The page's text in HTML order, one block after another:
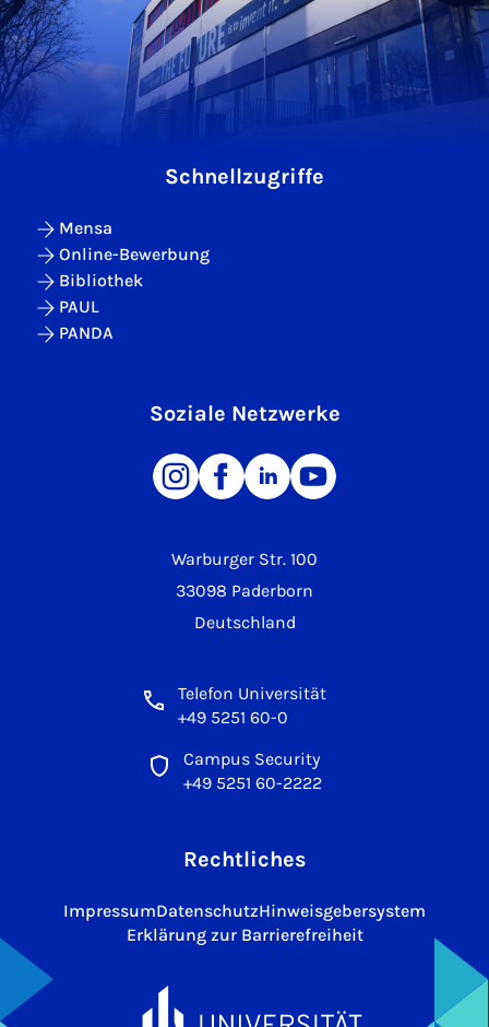
Warburger Str. 100
33098 Paderborn
Deutschland
Telefon Universität
+49 5251 60-0
Campus Security
+49 5251 60-2222
Schnellzugriffe
Mensa
Online-Bewerbung
Bibliothek
PAUL
PANDA
Soziale Netzwerke
Rechtliches
ImpressumDatenschutzHinweisgebersystem
Erklärung zur Barrierefreiheit